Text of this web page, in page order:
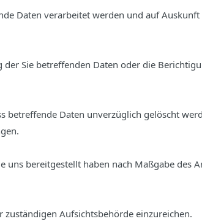
Daten verarbeitet werden und auf
Sie betreffenden Daten oder die
betreffende Daten unverzüglich gelöscht
uns bereitgestellt haben nach Maßgabe des
zuständigen Aufsichtsbehörde einzureichen.